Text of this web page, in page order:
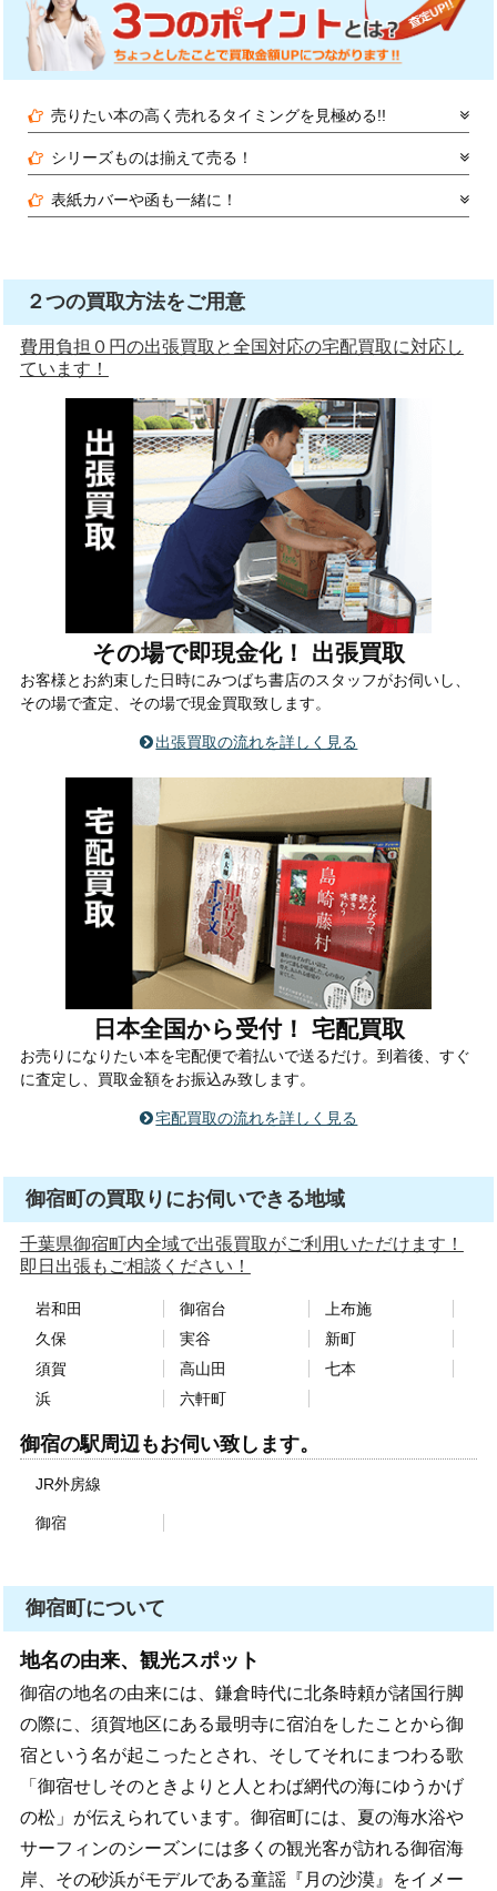
売りたい本の高く売れるタイミングを見極める!!
シリーズものは揃えて売る！
表紙カバーや函も一緒に！
２つの買取方法をご用意
費用負担０円の出張買取と全国対応の宅配買取に対応し
ています！
その場で即現金化！ 出張買取
お客様とお約束した日時にみつばち書店のスタッフがお伺いし、
その場で査定、その場で現金買取致します。
出張買取の流れを詳しく見る
日本全国から受付！ 宅配買取
お売りになりたい本を宅配便で着払いで送るだけ。到着後、すぐ
に査定し、買取金額をお振込み致します。
宅配買取の流れを詳しく見る
御宿町の買取りにお伺いできる地域
千葉県御宿町内全域で出張買取がご利用いただけます！
即日出張もご相談ください！
岩和田 御宿台
上布施
久保
実谷
新町
須賀
高山田
七本
浜
六軒町
御宿の駅周辺もお伺い致します。
JR外房線
御宿
御宿町について
地名の由来、観光スポット
御宿の地名の由来には、鎌倉時代に北条時頼が諸国行脚
の際に、須賀地区にある最明寺に宿泊をしたことから御
宿という名が起こったとされ、そしてそれにまつわる歌
「御宿せしそのときよりと人とわば網代の海にゆうかげ
の松」が伝えられています。御宿町には、夏の海水浴や
サーフィンのシーズンには多くの観光客が訪れる御宿海
岸、その砂浜がモデルである童謡『月の沙漠』をイメー